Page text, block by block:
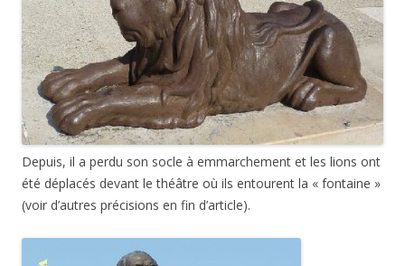
Depuis, il a perdu son socle à emmarchement et les lions ont
été déplacés devant le théâtre où ils entourent la « fontaine »
(voir d’autres précisions en fin d’article).